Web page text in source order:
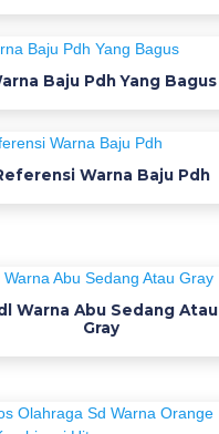
s
a
w
a
m
r
h
Baju Pdh Yang Bagus
Warna Baju Pdh
Warna Abu Sedang Atau
Gray